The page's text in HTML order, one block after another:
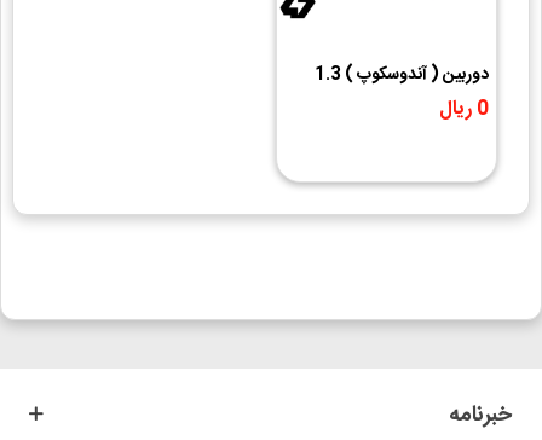
دوربین ( آندوسکوپ ) 1.3
0 ریال
خبرنامه